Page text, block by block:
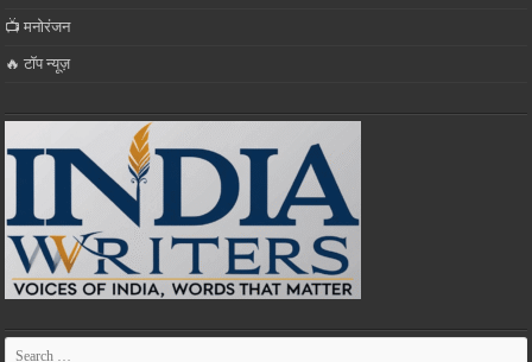
📺 मनोरंजन
🔥 टॉप न्यूज़